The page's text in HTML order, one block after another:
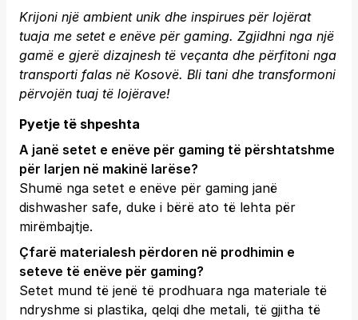
Krijoni një ambient unik dhe inspirues për lojërat
tuaja me setet e enëve për gaming. Zgjidhni nga një
gamë e gjerë dizajnesh të veçanta dhe përfitoni nga
transporti falas në Kosovë. Bli tani dhe transformoni
përvojën tuaj të lojërave!
Pyetje të shpeshta
A janë setet e enëve për gaming të përshtatshme
për larjen në makinë larëse?
Shumë nga setet e enëve për gaming janë
dishwasher safe, duke i bërë ato të lehta për
mirëmbajtje.
Çfarë materialesh përdoren në prodhimin e
seteve të enëve për gaming?
Setet mund të jenë të prodhuara nga materiale të
ndryshme si plastika, qelqi dhe metali, të gjitha të